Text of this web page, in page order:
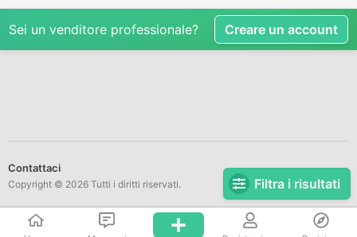
Filtra i risultati
Sei un venditore professionale? Creare un account
Contattaci
Copyright © 2026 Tutti i diritti riservati.